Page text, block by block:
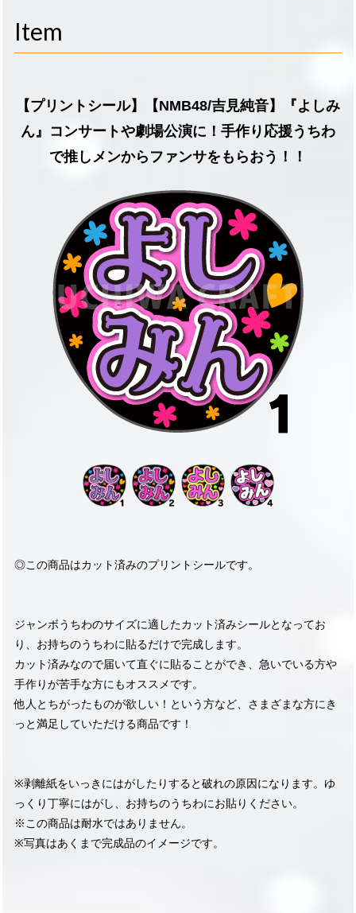
Item
【プリントシール】【NMB48/吉見純音】『よしみ
ん』コンサートや劇場公演に！手作り応援うちわ
で推しメンからファンサをもらおう！！
◎この商品はカット済みのプリントシールです。
ジャンボうちわのサイズに適したカット済みシールとなってお
り、お持ちのうちわに貼るだけで完成します。
カット済みなので届いて直ぐに貼ることができ、急いでいる方や
手作りが苦手な方にもオススメです。
他人とちがったものが欲しい！という方など、さまざまな方にき
っと満足していただける商品です！
※剥離紙をいっきにはがしたりすると破れの原因になります。ゆ
っくり丁寧にはがし、お持ちのうちわにお貼りください。
※この商品は耐水ではありません。
※写真はあくまで完成品のイメージです。